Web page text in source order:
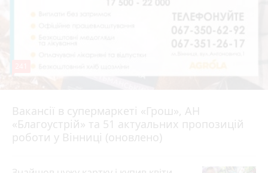
Вакансії в супермаркеті «Грош», АН
«Благоустрій» та 51 актуальних пропозицій
роботи у Вінниці (оновлено)
4 серпня 2026 р.